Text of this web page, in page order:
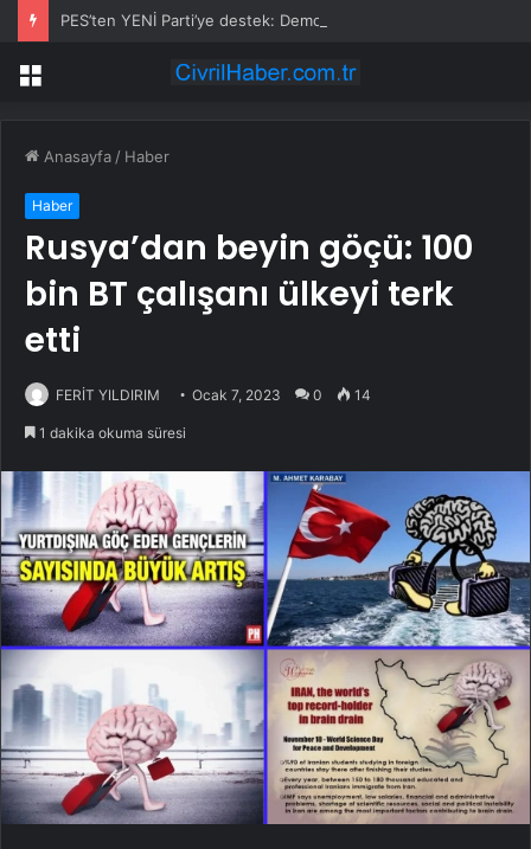
PES’ten YENİ Parti’ye destek: Demokrasi yasaklanamaz
Menü
Anasayfa / Haber
Haber
Rusya’dan beyin göçü: 100
bin BT çalışanı ülkeyi terk
etti
FERİT YILDIRIM Ocak 7, 2023 0 14
1 dakika okuma süresi